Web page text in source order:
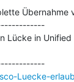
Übernahme
Lücke in
---------------------------------------------
Luecke-